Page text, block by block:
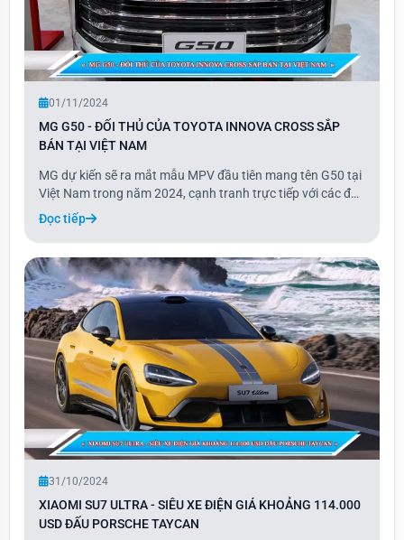
01/11/2024
MG G50 - ĐỐI THỦ CỦA TOYOTA INNOVA CROSS SẮP
BÁN TẠI VIỆT NAM
MG dự kiến sẽ ra mắt mẫu MPV đầu tiên mang tên G50 tại
Việt Nam trong năm 2024, cạnh tranh trực tiếp với các đối
thủ như Toyota Innova và Hyundai Custin. Theo thông tin
từ VnExpress, nhà phân phối MG tại Việt Nam có kế hoạch
bán chính thức G50 trong giai
Đọc tiếp
31/10/2024
XIAOMI SU7 ULTRA - SIÊU XE ĐIỆN GIÁ KHOẢNG 114.000
USD ĐẤU PORSCHE TAYCAN